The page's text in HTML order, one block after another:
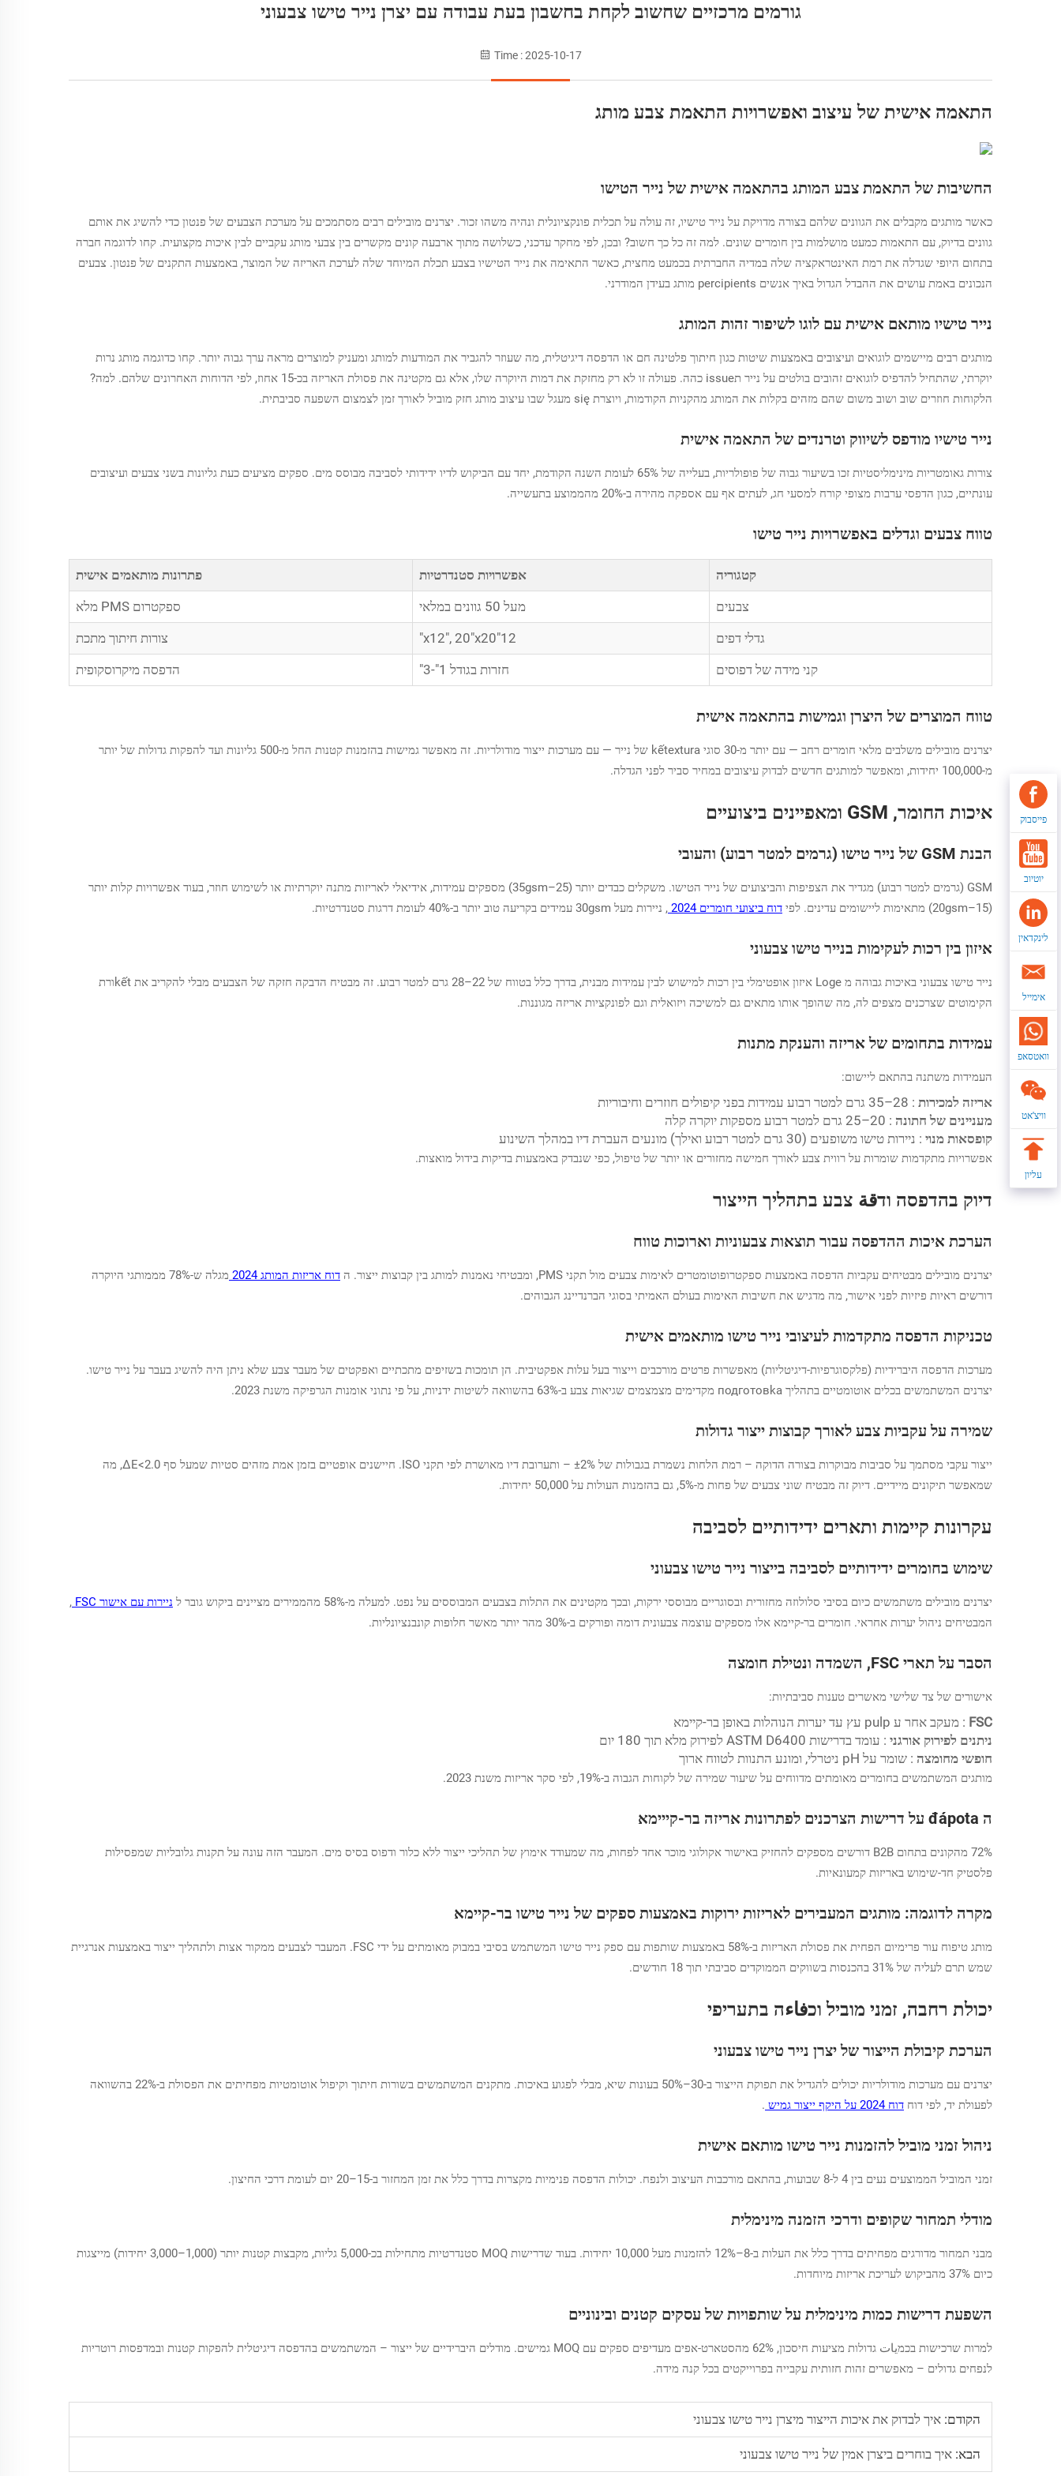
גורמים מרכזיים שחשוב לקחת בחשבון בעת עבודה עם יצרן נייר טישו צבעוני
Time : 2025-10-17
התאמה אישית של עיצוב ואפשרויות התאמת צבע מותג
החשיבות של התאמת צבע המותג בהתאמה אישית של נייר הטישו
כאשר מותגים מקבלים את הגוונים שלהם בצורה מדויקת על נייר טישיו, זה עולה על תכלית פונקציונלית ונהיה משהו זכור. יצרנים מובילים רבים מסתמכים על מערכת הצבעים של פנטון כדי להשיג את אותם
גוונים בדיוק, עם התאמות כמעט מושלמות בין חומרים שונים. למה זה כל כך חשוב? ובכן, לפי מחקר עדכני, כשלושה מתוך ארבעה קונים מקשרים בין צבעי מותג עקביים לבין איכות מקצועית. קחו לדוגמה חברה
בתחום היופי שגדלה את רמת האינטראקציה שלה במדיה החברתית בכמעט מחצית, כאשר התאימה את נייר הטישיו בצבע תכלת המיוחד שלה לערכת האריזה של המוצר, באמצעות התקנים של פנטון. צבעים
הנכונים באמת עושים את ההבדל הגדול באיך אנשים percipients מותג בעידן המודרני.
נייר טישיו מותאם אישית עם לוגו לשיפור זהות המותג
מותגים רבים מיישמים לוגואים ועיצובים באמצעות שיטות כגון חיתוך פלטינה חם או הדפסה דיגיטלית, מה שעוזר להגביר את המודעות למותג ומעניק למוצרים מראה ערך גבוה יותר. קחו כדוגמה מותג נרות
יוקרתי, שהתחיל להדפיס לוגואים זהובים בולטים על נייר תissue כהה. פעולה זו לא רק מחזקת את דמות היוקרה שלו, אלא גם מקטינה את פסולת האריזה בכ-15 אחוז, לפי הדוחות האחרונים שלהם. למה?
הלקוחות חוזרים שוב ושוב משום שהם מזהים בקלות את המותג מהקניות הקודמות, ויוצרת się מעגל שבו עיצוב מותג חזק מוביל לאורך זמן לצמצום השפעה סביבתית.
נייר טישיו מודפס לשיווק וטרנדים של התאמה אישית
צורות גאומטריות מינימליסטיות זכו בשיעור גבוה של פופולריות, בעלייה של 65% לעומת השנה הקודמת, יחד עם הביקוש לדיו ידידותי לסביבה מבוסס מים. ספקים מציעים כעת גליונות בשני צבעים ועיצובים
עונתיים, כגון הדפסי ערבות מצופי קורח למסעי חג, לעתים אף עם אספקה מהירה ב-20% מהממוצע בתעשייה.
טווח צבעים וגדלים באפשרויות נייר טישו
קטגוריה אפשרויות סטנדרטיות
פתרונות מותאמים אישית
צבעים
מעל 50 גוונים במלאי
ספקטרום PMS מלא
גדלי דפים
12"x12", 20"x20"
צורות חיתוך מתכת
קני מידה של דפוסים
חזרות בגודל 1"-3" הדפסה מיקרוסקופית
טווח המוצרים של היצרן וגמישות בהתאמה אישית
יצרנים מובילים משלבים מלאי חומרים רחב — עם יותר מ-30 סוגי kếtextura של נייר — עם מערכות ייצור מודולריות. זה מאפשר גמישות בהזמנות קטנות החל מ-500 גליונות ועד להפקות גדולות של יותר
מ-100,000 יחידות, ומאפשר למותגים חדשים לבדוק עיצובים במחיר סביר לפני הגדלה.
איכות החומר, GSM ומאפיינים ביצועיים
הבנת GSM של נייר טישו (גרמים למטר רבוע) והעובי
GSM (גרמים למטר רבוע) מגדיר את הצפיפות והביצועים של נייר הטישו. משקלים כבדים יותר (25–35gsm) מספקים עמידות, אידיאלי לאריזות מתנה יוקרתיות או לשימוש חוזר, בעוד אפשרויות קלות יותר
(15–20gsm) מתאימות ליישומים עדינים. לפי
דוח ביצועי חומרים 2024 , ניירות מעל 30gsm עמידים בקריעה טוב יותר ב-40% לעומת דרגות סטנדרטיות.
איזון בין רכות לעקימות בנייר טישו צבעוני
נייר טישו צבעוני באיכות גבוהה מ Loge איזון אופטימלי בין רכות למישוש לבין עמידות מבנית, בדרך כלל בטווח של 22–28 גרם למטר רבוע. זה מבטיח הדבקה חזקה של הצבעים מבלי להקריב את kếtורת
הקימוטים שצרכנים מצפים לה, מה שהופך אותו מתאים גם למשיכה ויזואלית וגם לפונקציות אריזה מגוננות.
עמידות בתחומים של אריזה והענקת מתנות
העמידות משתנה בהתאם ליישום:
אריזה למכירות : 28–35 גרם למטר רבוע עמידות בפני קיפולים חוזרים וחיבוריות
מעניינים של חתונה : 20–25 גרם למטר רבוע מספקות יוקרה קלה
קופסאות מנוי : ניירות טישו משופעים (30 גרם למטר רבוע ואילך) מונעים העברת דיו במהלך השינוע
אפשרויות מתקדמות שומרות על רווית צבע לאורך חמישה מחזורים או יותר של טיפול, כפי שנבדק באמצעות בדיקות בידול מואצות.
דיוק בהדפסה ודقة צבע בתהליך הייצור
הערכת איכות ההדפסה עבור תוצאות צבעוניות וארוכות טווח
יצרנים מובילים מבטיחים עקביות הדפסה באמצעות ספקטרופוטומטרים לאימות צבעים מול תקני PMS, ומבטיחי נאמנות למותג בין קבוצות ייצור. ה דוח אריזות המותג 2024
מגלה ש-78% מממותגי היוקרה
דורשים ראיות פיזיות לפני אישור, מה מדגיש את חשיבות האימות בעולם האמיתי בסוגי הברנדיינג הגבוהים.
טכניקות הדפסה מתקדמות לעיצובי נייר טישו מותאמים אישית
מערכות הדפסה היברידיות (פלקסוגרפיות-דיגיטליות) מאפשרות פרטים מורכבים וייצור בעל עלות אפקטיבית. הן תומכות בשזיפים מתכתיים ואפקטים של מעבר צבע שלא ניתן היה להשיג בעבר על נייר טישו.
יצרנים המשתמשים בכלים אוטומטיים בתהליך подготовka מקדימים מצמצמים שגיאות צבע ב-63% בהשוואה לשיטות ידניות, על פי נתוני אומנות הגרפיקה משנת 2023.
שמירה על עקביות צבע לאורך קבוצות ייצור גדולות
ייצור עקבי מסתמך על סביבות מבוקרות בצורה הדוקה – רמת הלחות נשמרת בגבולות של ±2% – ותערובת דיו מאושרת לפי תקני ISO. חיישנים אופטיים בזמן אמת מזהים סטיות שמעל סף ΔE<2.0, מה
שמאפשר תיקונים מיידיים. דיוק זה מבטיח שוני צבעים של פחות מ-5%, גם בהזמנות העולות על 50,000 יחידות.
עקרונות קיימות ותארים ידידותיים לסביבה
שימוש בחומרים ידידותיים לסביבה בייצור נייר טישו צבעוני
יצרנים מובילים משתמשים כיום בסיבי סלולוזה מחזורית ובסוגריים מבוססי ירקות, ובכך מקטינים את התלות בצבעים המבוססים על נפט. למעלה מ-58% מהממירים מציינים ביקוש גובר ל ניירות עם אישור FSC
,
המבטיחים ניהול יערות אחראי. חומרים בר-קיימא אלו מספקים עוצמה צבעונית דומה ופורקים ב-30% מהר יותר מאשר חלופות קונבנציונליות.
הסבר על תארי FSC, השמדה ונטילת חומצה
אישורים של צד שלישי מאשרים טענות סביבתיות:
FSC : מעקב אחר ע pulp עץ עד יערות הנוהלות באופן בר-קיימא
ניתנים לפירוק אורגני : עומד בדרישות ASTM D6400 לפירוק מלא תוך 180 יום
חופשי מחומצה : שומר על pH ניטרלי, ומונע התנוות לטווח ארוך
מותגים המשתמשים בחומרים מאומתים מדווחים על שיעור שמירה של לקוחות הגבוה ב-19%, לפי סקר אריזות משנת 2023.
ה đápota על דרישות הצרכנים לפתרונות אריזה בר-קייימא
72% מהקונים בתחום B2B דורשים מספקים להחזיק באישור אקולוגי מוכר אחד לפחות, מה שמעודד אימוץ של תהליכי ייצור ללא כלור ודפוס בסיס מים. המעבר הזה עונה על תקנות גלובליות שמפסילות
פלסטיק חד-שימוש באריזות קמעונאיות.
מקרה לדוגמה: מותגים המעבירים לאריזות ירוקות באמצעות ספקים של נייר טישו בר-קיימא
מותג טיפוח עור פרימיום הפחית את פסולת האריזות ב-58% באמצעות שותפות עם ספק נייר טישו המשתמש בסיבי במבוק מאומתים על ידי FSC. המעבר לצבעים ממקור אצות ולתהליך ייצור באמצעות אנרגיית
שמש תרם לעליה של 31% בהכנסות בשווקים הממוקדים סביבתי תוך 18 חודשים.
יכולת רחבה, זמני מוביל וכفاءה בתעריפי
הערכת קיבולת הייצור של יצרן נייר טישו צבעוני
יצרנים עם מערכות מודולריות יכולים להגדיל את תפוקת הייצור ב-30–50% בעונות שיא, מבלי לפגוע באיכות. מתקנים המשתמשים בשורות חיתוך וקיפול אוטומטיות מפחיתים את הפסולת ב-22% בהשוואה
לפעולת יד, לפי דוח דוח 2024 על היקף ייצור גמיש .
ניהול זמני מוביל להזמנות נייר טישו מותאם אישית
זמני המוביל הממוצעים נעים בין 4 ל-8 שבועות, בהתאם מורכבות העיצוב ולנפח. יכולות הדפסה פנימיות מקצרות בדרך כלל את זמן המחזור ב-15–20 יום לעומת דרכי החיצון.
מודלי תמחור שקופים ודרכי הזמנה מינימלית
מבני תמחור מדורגים מפחיתים בדרך כלל את העלות ב-8–12% להזמנות מעל 10,000 יחידות. בעוד שדרישות MOQ סטנדרטיות מתחילות בכ-5,000 גליות, מקבצות קטנות יותר (1,000–3,000 יחידות) מייצגות
כיום 37% מהביקוש לעריכת אריזות מיוחדות.
השפעת דרישות כמות מינימלית על שותפויות של עסקים קטנים ובינוניים
למרות שרכישות בכמيات גדולות מציעות חיסכון, 62% מהסטארט-אפים מעדיפים ספקים עם MOQ גמישים. מודלים היברידיים של ייצור – המשתמשים בהדפסה דיגיטלית להפקות קטנות ובמדפסות רוטריות
לנפחים גדולים – מאפשרים זהות חזותית עקבייה בפרוייקטים בכל קנה מידה.
הקודם: איך לבדוק את איכות הייצור מיצרן נייר טישו צבעוני
הבא: איך בוחרים ביצרן אמין של נייר טישו צבעוני
פייסבוק
יוטיוב
לינקדאין
אימייל
וואטסאפ
וויצ'אט
עליון